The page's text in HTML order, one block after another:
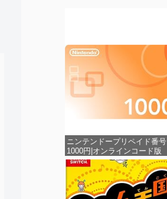
ニンテンドープリペイド番号
1000円|オンラインコード版